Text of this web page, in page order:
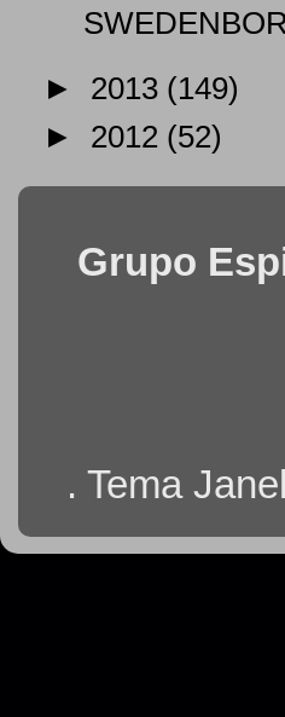
► 2013 (149)
► 2012 (52)
Grupo
. Tema